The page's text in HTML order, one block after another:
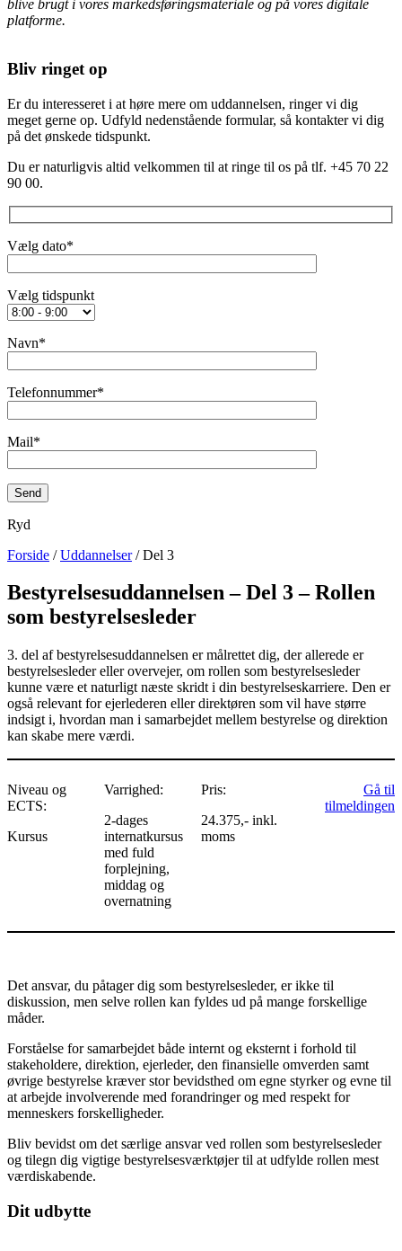
blive brugt i vores markedsføringsmateriale og på vores digitale
platforme.
Bliv ringet op
Er du interesseret i at høre mere om uddannelsen, ringer vi dig
meget gerne op. Udfyld nedenstående formular, så kontakter vi dig
på det ønskede tidspunkt.
Du er naturligvis altid velkommen til at ringe til os på tlf. +45 70 22
90 00.
Vælg dato*
‎Vælg tidspunkt
Navn*
Telefonnummer*
Mail*
Ryd
Forside /Uddannelser/ Del 3
Bestyrelsesuddannelsen – Del 3 – Rollen
som bestyrelsesleder
3. del af bestyrelsesuddannelsen er målrettet dig, der allerede er
bestyrelsesleder eller overvejer, om rollen som bestyrelsesleder
kunne være et naturligt næste skridt i din bestyrelseskarriere. Den er
også relevant for ejerlederen eller direktøren som vil have større
indsigt i, hvordan man i samarbejdet mellem bestyrelse og direktion
kan skabe mere værdi.
Niveau og
ECTS:
Kursus
Varrighed:
2-dages
internatkursus
med fuld
forplejning,
middag og
overnatning
Pris:
24.375,- inkl.
moms
Gå til
tilmeldingen
Det ansvar, du påtager dig som bestyrelsesleder, er ikke til
diskussion, men selve rollen kan fyldes ud på mange forskellige
måder.
Forståelse for samarbejdet både internt og eksternt i forhold til
stakeholdere, direktion, ejerleder, den finansielle omverden samt
øvrige bestyrelse kræver stor bevidsthed om egne styrker og evne til
at arbejde involverende med forandringer og med respekt for
menneskers forskelligheder.
Bliv bevidst om det særlige ansvar ved rollen som bestyrelsesleder
og tilegn dig vigtige bestyrelsesværktøjer til at udfylde rollen mest
værdiskabende.
Dit udbytte